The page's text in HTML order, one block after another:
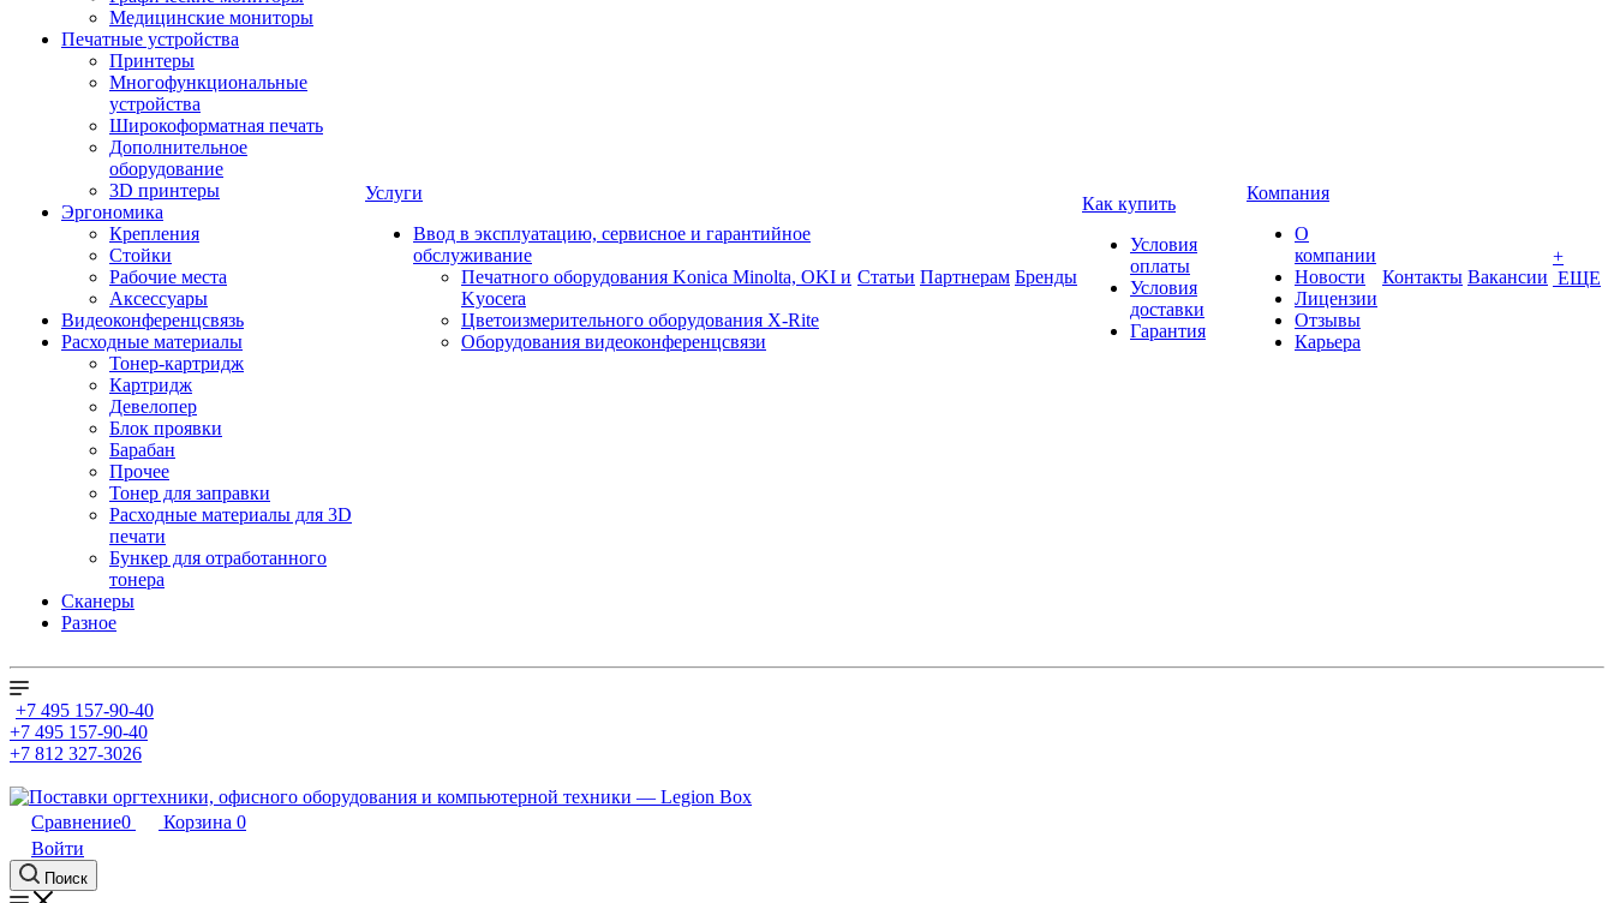
Медицинские мониторы
Печатные устройства
Принтеры
Многофункциональные
устройства
Широкоформатная печать
Дополнительное
оборудование
3D принтеры
Эргономика
Крепления
Стойки
Рабочие места
Аксессуары
Видеоконференцсвязь
Расходные материалы
Тонер-картридж
Картридж
Девелопер
Блок проявки
Барабан
Прочее
Тонер для заправки
Расходные материалы для 3D
печати
Бункер для отработанного
тонера
Сканеры
Разное
Услуги
Ввод в эксплуатацию, сервисное и гарантийное
обслуживание
Печатного оборудования Konica Minolta, OKI и
Kyocera
Цветоизмерительного оборудования X-Rite
Оборудования видеоконференцсвязи
Статьи Партнерам Бренды
Как купить
Условия
оплаты
Условия
доставки
Гарантия
Компания
О
компании
Новости
Лицензии
Отзывы
Карьера
Контакты Вакансии
+
ЕЩЕ
+7 495 157-90-40
+7 495 157-90-40
+7 812 327-3026
Сравнение0 Корзина 0
Войти
Поиск